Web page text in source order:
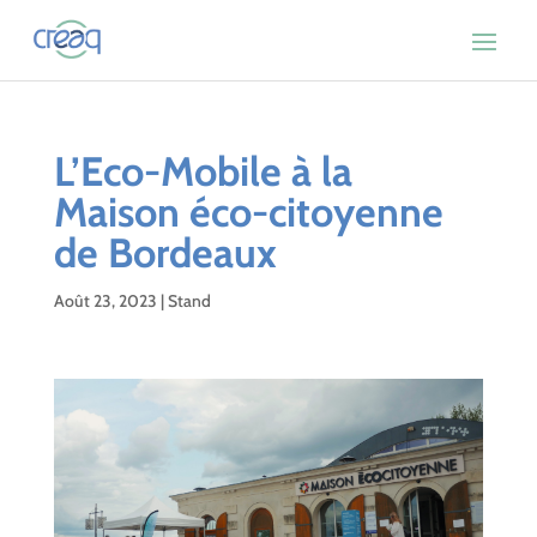
L’Eco-Mobile à la
Maison éco-citoyenne
de Bordeaux
Août 23, 2023 |Stand